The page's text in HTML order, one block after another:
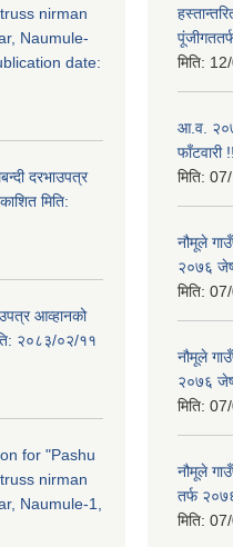
nirman
Naumule-
date:
दरभाउपत्र
मिति:
आव्हानको
२०८३/०२/११
for "Pashu
nirman
Naumule-1,
मिति:
आ.व.
फाँटवारी !!
मिति:
नौमूले
२०७६
मिति:
नौमूले
२०७६
मिति:
नौमूले
तर्फ
मिति: